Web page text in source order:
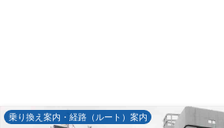
乗り換え案内・経路（ルート）案内